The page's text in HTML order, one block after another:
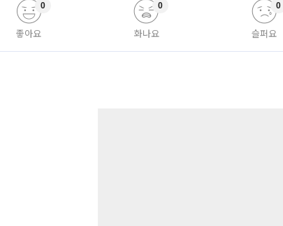
좋아요
0
화나요
0
슬퍼요
0